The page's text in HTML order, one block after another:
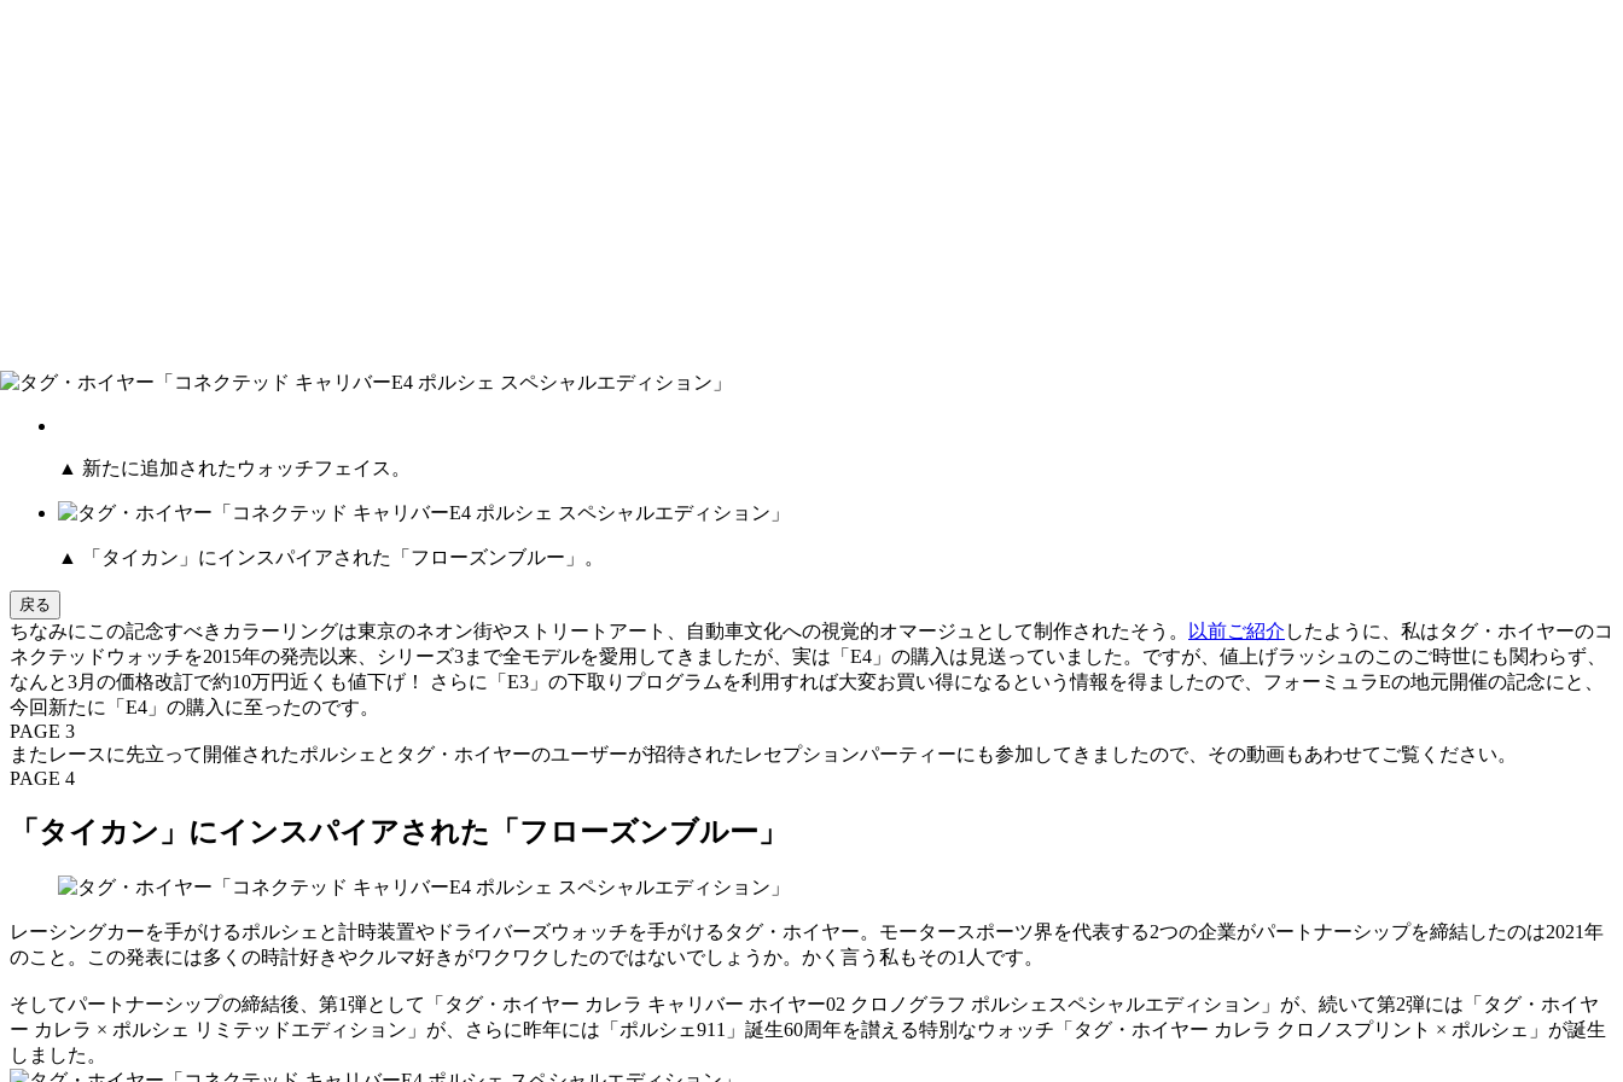
▲ 新たに追加されたウォッチフェイス。
▲ 「タイカン」にインスパイアされた「フローズンブルー」。
戻る
ちなみにこの記念すべきカラーリングは東京のネオン街やストリートアート、自動車文化への視覚的オマージュとして制作されたそう。 以前ご紹介 したように、私はタグ・ホイヤーのコ
ネクテッドウォッチを2015年の発売以来、シリーズ3まで全モデルを愛用してきましたが、実は「E4」の購入は見送っていました。ですが、値上げラッシュのこのご時世にも関わらず、
なんと3月の価格改訂で約10万円近くも値下げ！ さらに「E3」の下取りプログラムを利用すれば大変お買い得になるという情報を得ましたので、フォーミュラEの地元開催の記念にと、
今回新たに「E4」の購入に至ったのです。
PAGE 3
またレースに先立って開催されたポルシェとタグ・ホイヤーのユーザーが招待されたレセプションパーティーにも参加してきましたので、その動画もあわせてご覧ください。
PAGE 4
「タイカン」にインスパイアされた「フローズンブルー」
レーシングカーを手がけるポルシェと計時装置やドライバーズウォッチを手がけるタグ・ホイヤー。モータースポーツ界を代表する2つの企業がパートナーシップを締結したのは2021年
のこと。この発表には多くの時計好きやクルマ好きがワクワクしたのではないでしょうか。かく言う私もその1人です。
そしてパートナーシップの締結後、第1弾として「タグ・ホイヤー カレラ キャリバー ホイヤー02 クロノグラフ ポルシェスペシャルエディション」が、続いて第2弾には「タグ・ホイヤ
ー カレラ × ポルシェ リミテッドエディション」が、さらに昨年には「ポルシェ911」誕生60周年を讃える特別なウォッチ「タグ・ホイヤー カレラ クロノスプリント × ポルシェ」が誕生
しました。